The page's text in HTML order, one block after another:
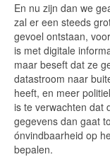
En nu zijn dan we
zal er een steeds
gevoel ontstaan,
is met digitale
maar beseft dat ze
datastroom naar
heeft, en meer
is te verwachten dat
gegevens dan gaat
ónvindbaarheid op
bepalen.